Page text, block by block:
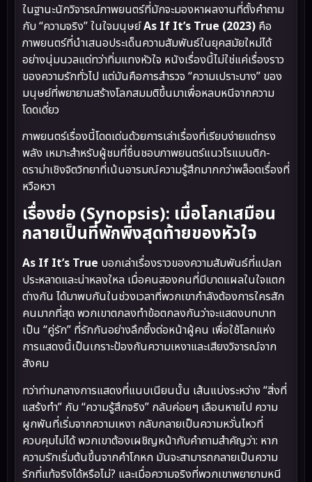
ในฐานะนักวิจารณ์ภาพยนตร์ที่มักจะมองหาผลงานที่ตั้งคำถาม
กับ “ความจริง” ในใจมนุษย์As If It’s True (2023) คือ
ภาพยนตร์ที่นำเสนอประเด็นความสัมพันธ์ในยุคสมัยใหม่ได้
อย่างนุ่มนวลแต่ทว่าทิ่มแทงหัวใจ หนังเรื่องนี้ไม่ใช่แค่เรื่องราว
ของความรักทั่วไป แต่มันคือการสำรวจ “ความเปราะบาง” ของ
มนุษย์ที่พยายามสร้างโลกสมมติขึ้นมาเพื่อหลบหนีจากความ
โดดเดี่ยว
ภาพยนตร์เรื่องนี้โดดเด่นด้วยการเล่าเรื่องที่เรียบง่ายแต่ทรง
พลัง เหมาะสำหรับผู้ชมที่ชื่นชอบภาพยนตร์แนวโรแมนติก-
ดราม่าเชิงจิตวิทยาที่เน้นอารมณ์ความรู้สึกมากกว่าพล็อตเรื่องที่
หวือหวา
เรื่องย่อ (Synopsis): เมื่อโลกเสมือน
กลายเป็นที่พักพิงสุดท้ายของหัวใจ
As If It’s True บอกเล่าเรื่องราวของความสัมพันธ์ที่แปลก
ประหลาดและน่าหลงใหล เมื่อคนสองคนที่มีบาดแผลในใจแตก
ต่างกัน ได้มาพบกันในช่วงเวลาที่พวกเขากำลังต้องการใครสัก
คนมากที่สุด พวกเขาตกลงทำข้อตกลงกันว่าจะแสดงบทบาท
เป็น “คู่รัก” ที่รักกันอย่างลึกซึ้งต่อหน้าผู้คน เพื่อใช้โลกแห่ง
การแสดงนี้เป็นเกราะป้องกันความเหงาและเสียงวิจารณ์จาก
สังคม
ทว่าท่ามกลางการแสดงที่แนบเนียนนั้น เส้นแบ่งระหว่าง “สิ่งที่
แสร้งทำ” กับ “ความรู้สึกจริง” กลับค่อยๆ เลือนหายไป ความ
ผูกพันที่เริ่มจากความเหงา กลับกลายเป็นความหวั่นไหวที่
ควบคุมไม่ได้ พวกเขาต้องเผชิญหน้ากับคำถามสำคัญว่า: หาก
ความรักเริ่มต้นขึ้นจากคำโกหก มันจะสามารถกลายเป็นความ
รักที่แท้จริงได้หรือไม่? และเมื่อความจริงที่พวกเขาพยายามหนี